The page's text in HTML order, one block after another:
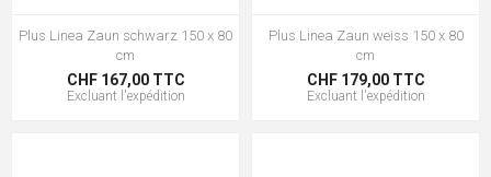
Plus Linea Zaun schwarz 150 x 80
cm
CHF 167,00 TTC
Excluant l'expédition
Plus Linea Zaun weiss 150 x 80
cm
CHF 179,00 TTC
Excluant l'expédition